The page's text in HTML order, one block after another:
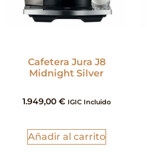
Cafetera Jura J8
Midnight Silver
1.949,00 € IGIC Incluido
Añadir al carrito